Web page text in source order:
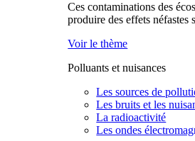
Ces contaminations des
produire des effets néfastes
Voir le thème
Polluants et nuisances
Les sources de
Les bruits et les
La radioactivité
Les ondes